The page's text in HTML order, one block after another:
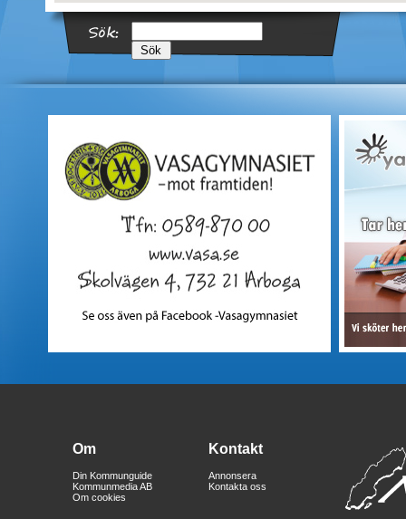
Om
Din Kommunguide
Kommunmedia AB
Om cookies
Kontakt
Annonsera
Kontakta oss